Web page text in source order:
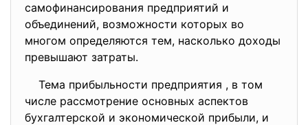
самофинансирования предприятий и
объединений, возможности которых во
многом определяются тем, насколько доходы
превышают затраты.
Тема прибыльности предприятия , в том
числе рассмотрение основных аспектов
бухгалтерской и экономической прибыли, и